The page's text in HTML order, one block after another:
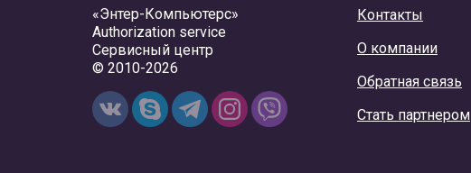
«Энтер-Компьютерс»
Authorization service
Сервисный центр
© 2010-2026
Контакты
О компании
Обратная связь
Стать партнером